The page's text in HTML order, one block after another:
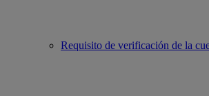
Requisito de verificación de la